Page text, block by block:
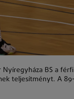
BS a
teljesítményt. A